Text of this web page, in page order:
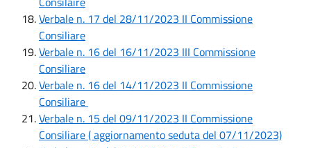
Verbale n. 17 del 28/11/2023 II Commissione
Consiliare
Verbale n. 16 del 16/11/2023 III Commissione
Consiliare
Verbale n. 16 del 14/11/2023 II Commissione
Consiliare
Verbale n. 15 del 09/11/2023 II Commissione
Consiliare ( aggiornamento seduta del 07/11/2023)